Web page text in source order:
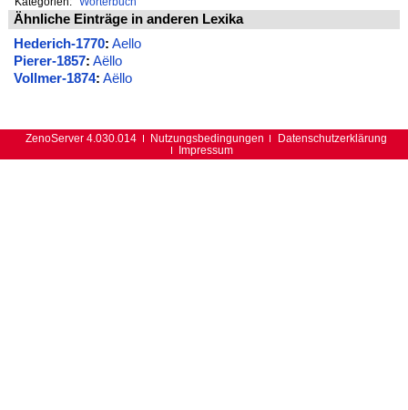
Ähnliche Einträge in anderen Lexika
Hederich-1770: Aello
Pierer-1857: Aëllo
Vollmer-1874: Aëllo
ZenoServer 4.030.014 Nutzungsbedingungen
Datenschutzerklärung
Impressum